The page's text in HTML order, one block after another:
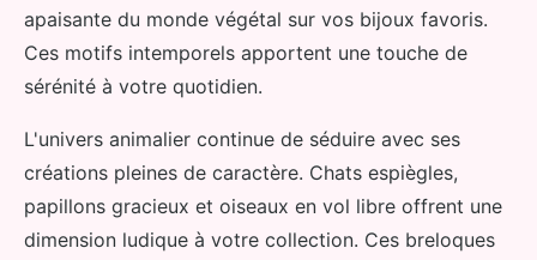
apaisante du monde végétal sur vos bijoux favoris.
Ces motifs intemporels apportent une touche de
sérénité à votre quotidien.
L'univers animalier continue de séduire avec ses
créations pleines de caractère. Chats espiègles,
papillons gracieux et oiseaux en vol libre offrent une
dimension ludique à votre collection. Ces breloques